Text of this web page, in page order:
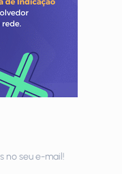
no seu e-mail!